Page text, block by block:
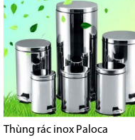
Thùng rác inox Paloca